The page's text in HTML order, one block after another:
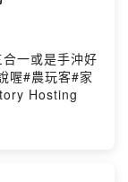
一或是手沖好
喔#農玩客#家
Hosting